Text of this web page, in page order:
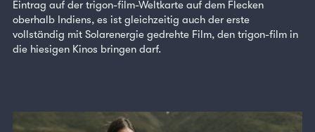
Eintrag auf der trigon-film-Weltkarte auf dem Flecken
oberhalb Indiens, es ist gleichzeitig auch der erste
vollständig mit Solarenergie gedrehte Film, den trigon-film in
die hiesigen Kinos bringen darf.